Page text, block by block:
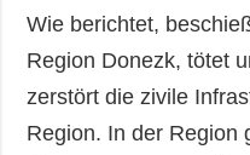
Wie berichtet,
Region Donezk, tötet
zerstört die zivile
Region. In der Region